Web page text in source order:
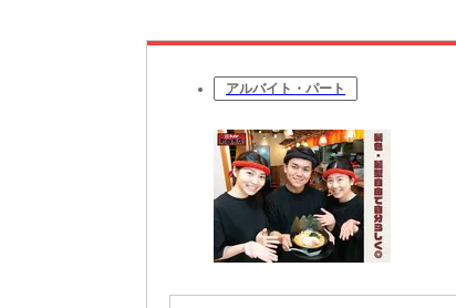
アルバイト・パート